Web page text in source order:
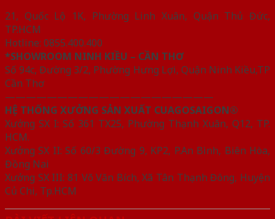
21, Quốc Lộ 1K, Phường Linh Xuân, Quận Thủ Đức,
TP.HCM
Hotline: 0855.400.400
*SHOWROOM NINH KIỀU – CẦN THƠ
Số 94c, Đường 3/2, Phường Hưng Lợi, Quận Ninh Kiều,TP
Cần Thơ
————————————————————
HỆ THỐNG XƯỞNG SẢN XUẤT CUAGOSAIGON®
Xưởng SX I: Số 361 TX25, Phường Thạnh Xuân, Q12, TP.
HCM.
Xưởng SX II: Số 60/3 Đường 9, KP2, P.An Bình, Biên Hòa,
Đồng Nai
Xưởng SX III: 81 Võ Văn Bích, Xã Tân Thạnh Đông, Huyện
Củ Chi, Tp.HCM